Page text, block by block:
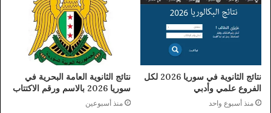
نتائج الثانوية في سوريا 2026 لكل
الفروع علمي وأدبي
منذ أسبوع واحد
نتائج الثانوية العامة البحرية في
سوريا 2026 بالاسم ورقم الاكتتاب
منذ أسبوعين